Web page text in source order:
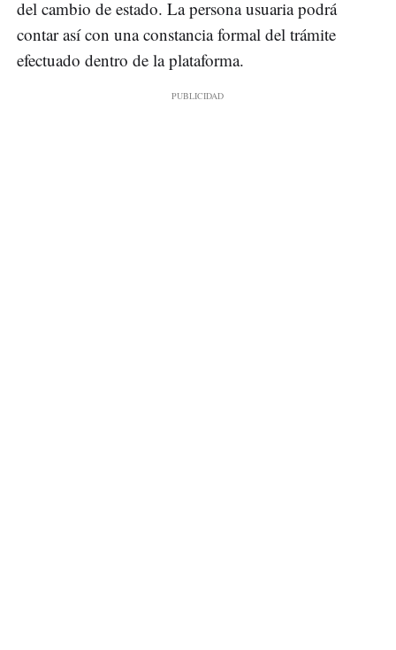
del cambio de estado. La persona usuaria podrá
contar así con una constancia formal del trámite
efectuado dentro de la plataforma.